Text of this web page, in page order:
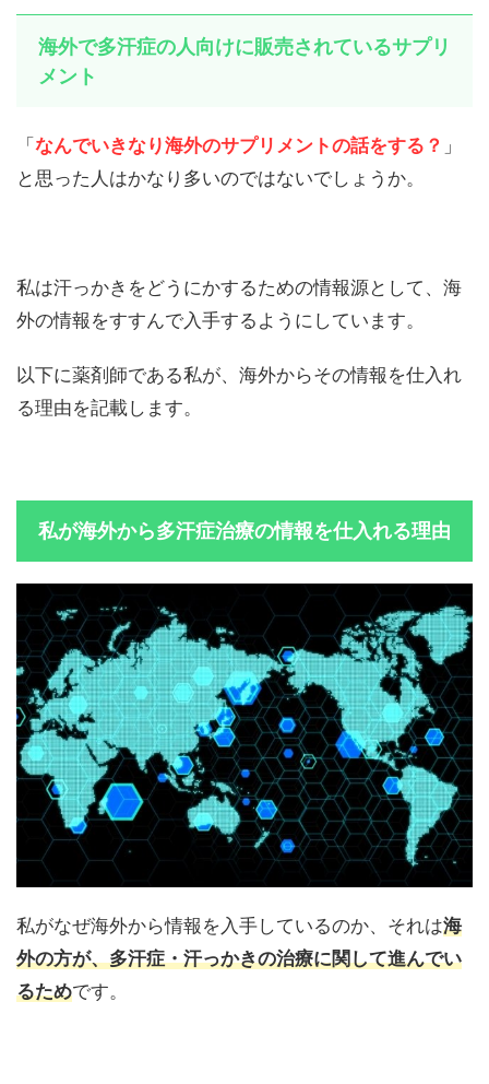
海外で多汗症の人向けに販売されているサプリ
メント
「なんでいきなり海外のサプリメントの話をする？ 」
と思った人はかなり多いのではないでしょうか。
私は汗っかきをどうにかするための情報源として、海
外の情報をすすんで入手するようにしています。
以下に薬剤師である私が、海外からその情報を仕入れ
る理由を記載します。
私が海外から多汗症治療の情報を仕入れる理由
私がなぜ海外から情報を入手しているのか、それは海
外の方が、多汗症・汗っかきの治療に関して進んでい
るためです。